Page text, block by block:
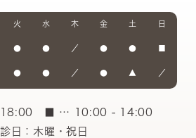
火 水 木 金 土 日
● ● ／ ● ●
● ● ／ ● ▲ ／
… 10:00 - 14:00
日：木曜・祝日